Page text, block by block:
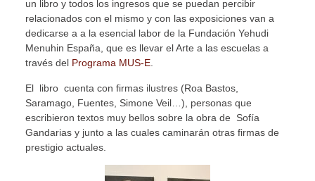
un libro y todos los ingresos que se puedan percibir
relacionados con el mismo y con las exposiciones van a
dedicarse a a la esencial labor de la Fundación Yehudi
Menuhin España, que es llevar el Arte a las escuelas a
través del Programa MUS-E.
El libro cuenta con firmas ilustres (Roa Bastos,
Saramago, Fuentes, Simone Veil…), personas que
escribieron textos muy bellos sobre la obra de Sofía
Gandarias y junto a las cuales caminarán otras firmas de
prestigio actuales.